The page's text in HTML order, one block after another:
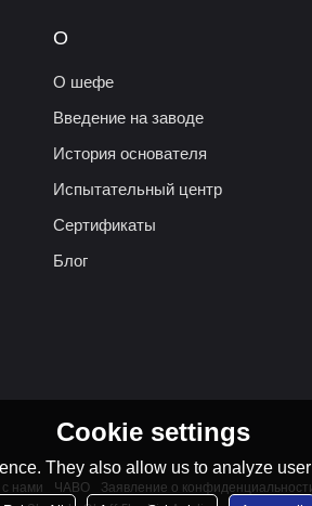
О
О шефе
Введение на заводе
История основателя
Испытательный центр
Сертификаты
Блог
нами ЧАВО Заявление о
Cookie settings
They also allow us to analyze